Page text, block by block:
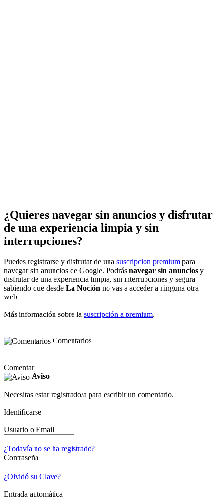
¿Quieres navegar sin anuncios y disfrutar
de una experiencia limpia y sin
interrupciones?
Puedes registrarse y disfrutar de una suscripción premium para
navegar sin anuncios de Google. Podrás navegar sin anuncios y
disfrutar de una experiencia limpia, sin interrupciones y segura
sabiendo que desde La Noción no vas a acceder a ninguna otra
web.
Más información sobre la suscripción a premium.
Comentarios
Comentar
Aviso
Necesitas estar registrado/a para escribir un comentario.
Identificarse
Usuario o Email
¿Todavía no se ha registrado?
Contraseña
¿Olvidó su Clave?
Entrada automática